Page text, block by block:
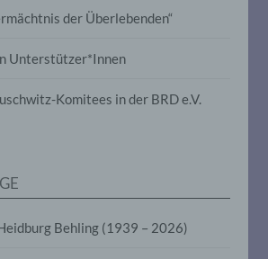
der Überlebenden“
Unterstützer*Innen
Komitees in der BRD e.V.
Behling (1939 – 2026)
personenbezogener Daten,
beziehen, zu bewerten,
um Aspekte bezüglich
persönlicher Vorlieben,
Zuverlässigkeit, Verhalten,